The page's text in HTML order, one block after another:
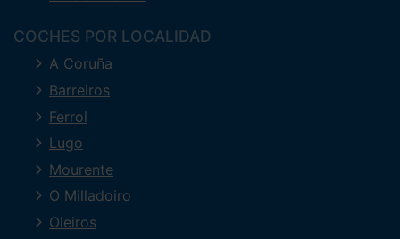
COCHES POR LOCALIDAD
A Coruña
Barreiros
Ferrol
Lugo
Mourente
O Milladoiro
Oleiros